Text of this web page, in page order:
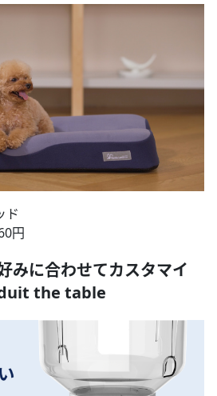
ド
円
みに合わせてカスタマイ
duit the table